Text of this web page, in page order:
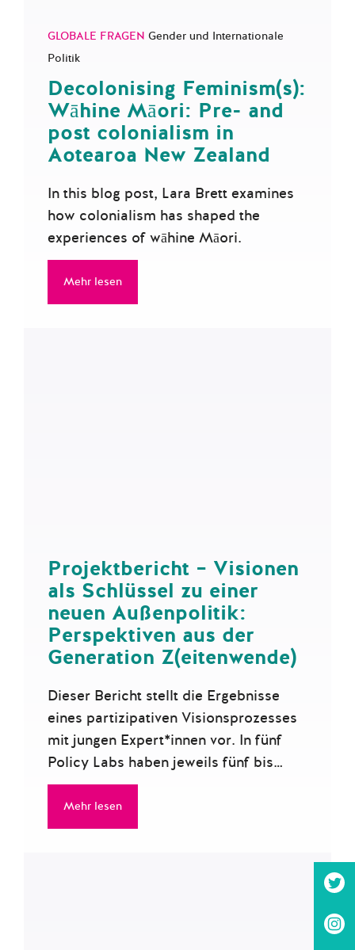
Decolonising Feminism(s):
Wāhine Māori: Pre- and
post colonialism in
Aotearoa New Zealand
how colonialism has shaped the
experiences of wāhine Māori.
Projektbericht – Visionen
als Schlüssel zu einer
neuen Außenpolitik:
Perspektiven aus der
Generation Z(eitenwende)
eines partizipativen Visionsprozesses
mit jungen Expert*innen vor. In fünf
Policy Labs haben jeweils fünf bis…